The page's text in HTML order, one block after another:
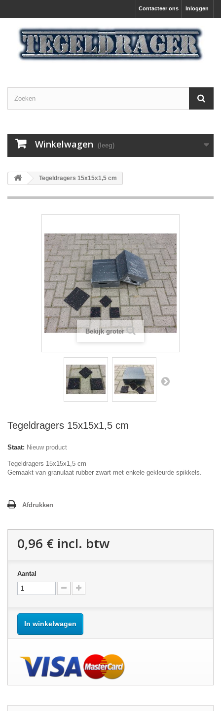
Inloggen
Contacteer ons
Winkelwagen (leeg)
Tegeldragers 15x15x1,5 cm
Bekijk groter
Tegeldragers 15x15x1,5 cm
Staat: Nieuw product
Tegeldragers 15x15x1,5 cm
Gemaakt van granulaat rubber zwart met enkele gekleurde spikkels.
Afdrukken
0,96 € incl. btw
Aantal
In winkelwagen